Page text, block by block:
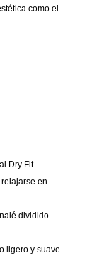
como el
Dry Fit.
en
dividido
ligero y suave.